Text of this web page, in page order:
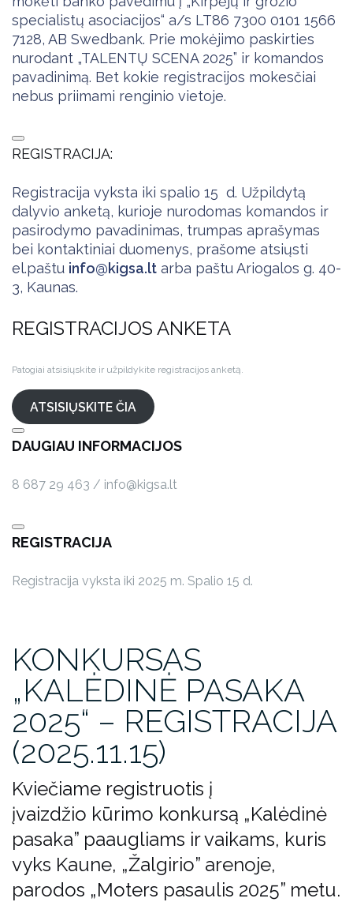
specialistų asociacijos“ a/s LT86 7300 0101 1566
7128, AB Swedbank. Prie mokėjimo paskirties
nurodant „TALENTŲ SCENA 2025” ir komandos
pavadinimą. Bet kokie registracijos mokesčiai
nebus priimami renginio vietoje.
REGISTRACIJA:
Registracija vyksta iki spalio 15 d. Užpildytą
dalyvio anketą, kurioje nurodomas komandos ir
pasirodymo pavadinimas, trumpas aprašymas
bei kontaktiniai duomenys, prašome atsiųsti
el.paštu info@kigsa.lt arba paštu Ariogalos g. 40-
3, Kaunas.
REGISTRACIJOS ANKETA
Patogiai atsisiųskite ir užpildykite registracijos anketą.
ATSISIŲSKITE ČIA
DAUGIAU INFORMACIJOS
8 687 29 463 / info@kigsa.lt
REGISTRACIJA
Registracija vyksta iki 2025 m. Spalio 15 d.
KONKURSAS
„KALĖDINĖ PASAKA
2025“ – REGISTRACIJA
(2025.11.15)
Kviečiame registruotis į
įvaizdžio kūrimo konkursą „Kalėdinė
pasaka” paaugliams ir vaikams, kuris
vyks Kaune, „Žalgirio” arenoje,
parodos „Moters pasaulis 2025” metu.